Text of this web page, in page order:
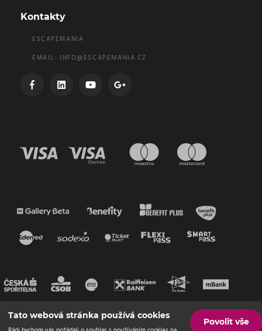
Kontakty
ESCAPEMANIA
EMAIL: INFO@ESCAPEMANIA.CZ
Tato webová stránka používá cookies
Povolit vše